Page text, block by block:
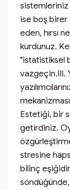
sistemleriniz
ise boş birer
eden, hırsı
kurdunuz.
"istatistiksel
vazgeçin.III.
Estetiği, bir
getirdiniz.
stresine
bilinç eşiğidir.
söndüğünde,